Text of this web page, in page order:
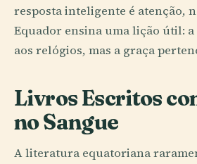
resposta inteligente é atenção,
Equador ensina uma lição útil:
aos relógios, mas a graça
Livros Escritos
no Sangue
A literatura equatoriana